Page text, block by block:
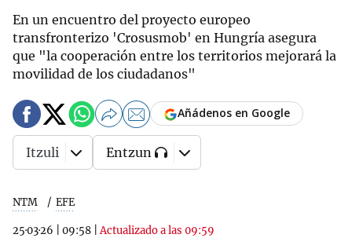
En un encuentro del proyecto europeo
transfronterizo 'Crosusmob' en Hungría asegura
que "la cooperación entre los territorios mejorará la
movilidad de los ciudadanos"
NTM EFE
25·03·26 09:58 |Actualizado a las 09:59
Añádenos en Google
Itzuli Entzun